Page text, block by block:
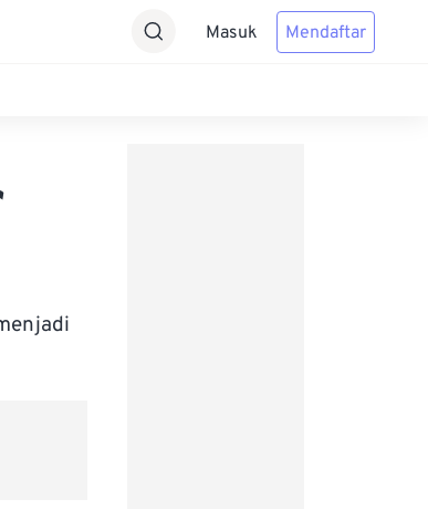
Masuk Mendaftar